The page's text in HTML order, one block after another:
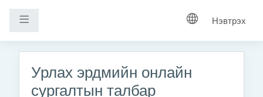
Хажуугийн самбар Нэвтрэх
Урлах эрдмийн онлайн
сургалтын талбар